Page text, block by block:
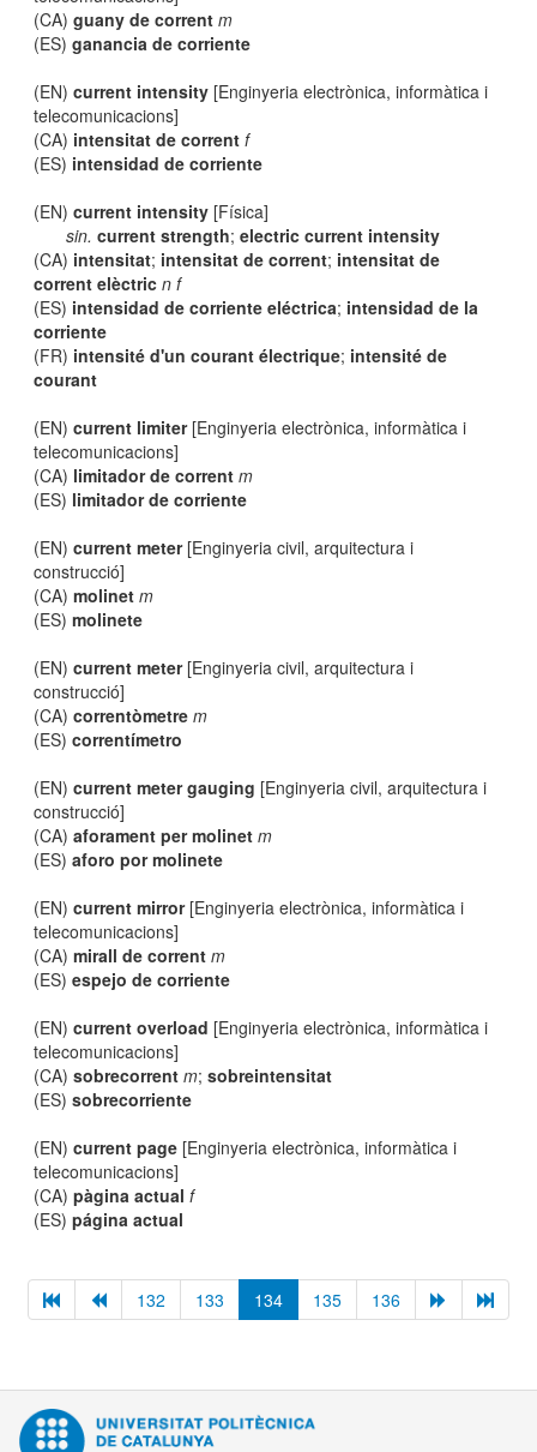
(CA)guany de corrent m
(ES)ganancia de corriente
(EN)current intensity [Enginyeria electrònica, informàtica i
telecomunicacions]
(CA) intensitat de corrent f
(ES) intensidad de corriente
(EN)current intensity [Física]
sin. current strength; electric current intensity
(CA) intensitat; intensitat de corrent; intensitat de
corrent elèctric n f
(ES) intensidad de corriente eléctrica; intensidad de la
corriente
(FR) intensité d'un courant électrique; intensité de
courant
(EN)current limiter[Enginyeria electrònica, informàtica i
telecomunicacions]
(CA) limitador de corrent m
(ES) limitador de corriente
(EN)current meter[Enginyeria civil, arquitectura i
construcció]
(CA)molinet m
(ES)molinete
(EN)current meter[Enginyeria civil, arquitectura i
construcció]
(CA)correntòmetre m
(ES)correntímetro
(EN)current meter gauging [Enginyeria civil, arquitectura i
construcció]
(CA)aforament per molinet m
(ES)aforo por molinete
(EN)current mirror[Enginyeria electrònica, informàtica i
telecomunicacions]
(CA)mirall de corrent m
(ES)espejo de corriente
(EN)current overload [Enginyeria electrònica, informàtica i
telecomunicacions]
(CA)sobrecorrent m;sobreintensitat
(ES)sobrecorriente
(EN)current page [Enginyeria electrònica, informàtica i
telecomunicacions]
(CA)pàgina actual f
(ES)página actual
132 133 134 135 136